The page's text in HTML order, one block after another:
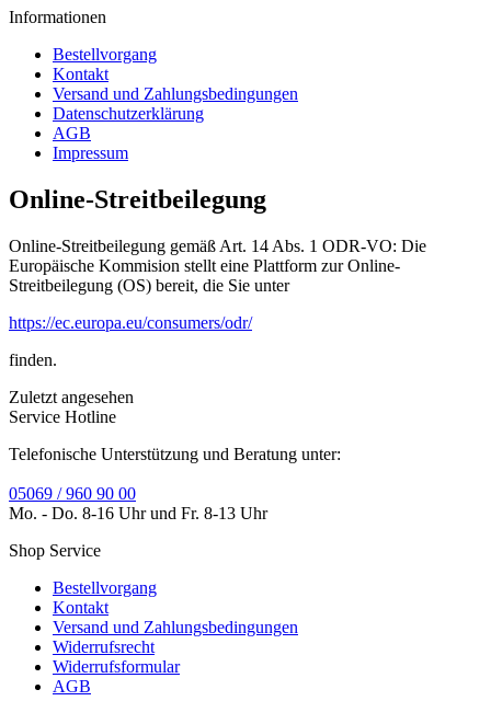
Informationen
Bestellvorgang
Kontakt
Versand und Zahlungsbedingungen
Datenschutzerklärung
AGB
Impressum
Online-Streitbeilegung
Online-Streitbeilegung gemäß Art. 14 Abs. 1 ODR-VO: Die
Europäische Kommision stellt eine Plattform zur Online-
Streitbeilegung (OS) bereit, die Sie unter
https://ec.europa.eu/consumers/odr/
finden.
Zuletzt angesehen
Service Hotline
Telefonische Unterstützung und Beratung unter:
05069 / 960 90 00
Mo. - Do. 8-16 Uhr und Fr. 8-13 Uhr
Shop Service
Bestellvorgang
Kontakt
Versand und Zahlungsbedingungen
Widerrufsrecht
Widerrufsformular
AGB